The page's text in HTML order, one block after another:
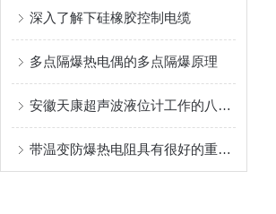
深入了解下硅橡胶控制电缆
多点隔爆热电偶的多点隔爆原理
安徽天康超声波液位计工作的八大因素
带温变防爆热电阻具有很好的重现性和稳定性